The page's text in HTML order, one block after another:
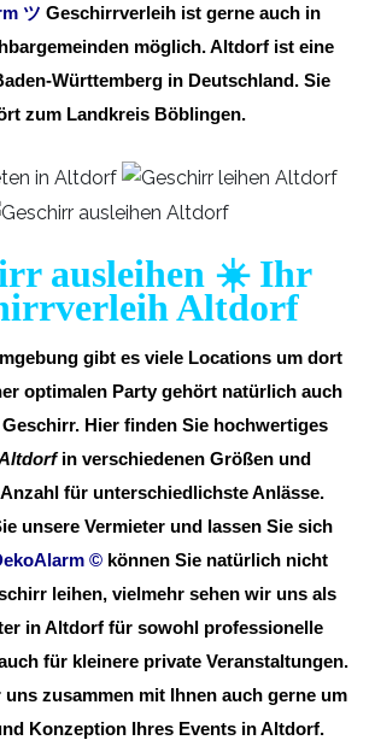
ツ Geschirrverleih ist gerne auch in
möglich. Altdorf ist eine
Württemberg in Deutschland. Sie
zum Landkreis Böblingen.
ausleihen ☀️ Ihr
Altdorf
gibt es viele Locations um dort
optimalen Party gehört natürlich auch
Hier finden Sie hochwertiges
in verschiedenen Größen und
für unterschiedlichste Anlässe.
unsere Vermieter und lassen Sie sich
© können Sie natürlich nicht
leihen, vielmehr sehen wir uns als
in Altdorf für sowohl professionelle
für kleinere private Veranstaltungen.
zusammen mit Ihnen auch gerne um
Konzeption Ihres Events in Altdorf.